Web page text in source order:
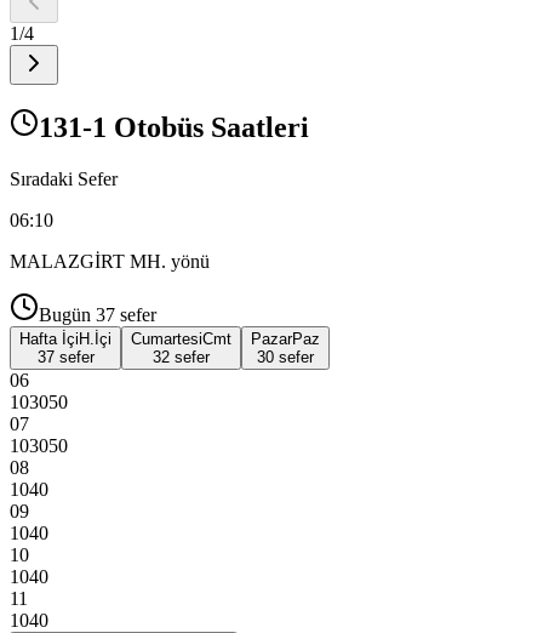
1/4
131-1 Otobüs Saatleri
Sıradaki Sefer
06:10
MALAZGİRT MH. yönü
Bugün 37 sefer
Hafta İçi H.İçi
37 sefer
CumartesiCmt
32 sefer
PazarPaz
30 sefer
06
103050
07
103050
08
1040
09
1040
10
1040
11
1040